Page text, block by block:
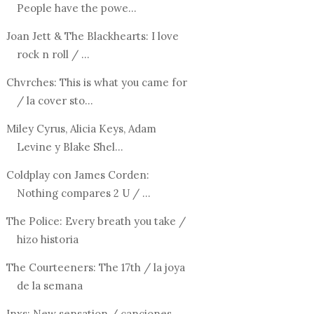
People have the powe...
Joan Jett & The Blackhearts: I love
rock n roll / ...
Chvrches: This is what you came for
/ la cover sto...
Miley Cyrus, Alicia Keys, Adam
Levine y Blake Shel...
Coldplay con James Corden:
Nothing compares 2 U / ...
The Police: Every breath you take /
hizo historia
The Courteeners: The 17th / la joya
de la semana